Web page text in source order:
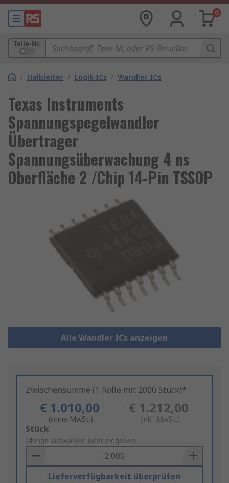
0
Teile-Nr.
/ Halbleiter / Logik ICs / Wandler ICs
Texas Instruments
Spannungspegelwandler
Übertrager
Spannungsüberwachung 4 ns
Oberfläche 2 /Chip 14-Pin TSSOP
Alle Wandler ICs anzeigen
Zwischensumme (1 Rolle mit 2000 Stück)*
€ 1.010,00
(ohne MwSt.)
€ 1.212,00
(inkl. MwSt.)
Add
to
Basket
Stück
Menge auswählen oder eingeben
Lieferverfügbarkeit überprüfen